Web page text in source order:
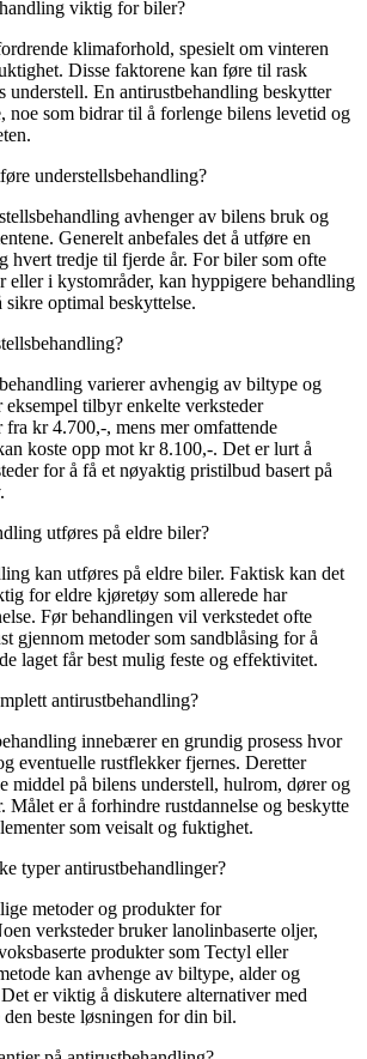
viktig for biler?
klimaforhold, spesielt om vinteren
Disse faktorene kan føre til rask
understell. En antirustbehandling beskytter
noe som bidrar til å forlenge bilens levetid og
understellsbehandling?
avhenger av bilens bruk og
Generelt anbefales det å utføre en
hvert tredje til fjerde år. For biler som ofte
eller i kystområder, kan hyppigere behandling
optimal beskyttelse.
varierer avhengig av biltype og
tilbyr enkelte verksteder
fra kr 4.700,-, mens mer omfattende
koste opp mot kr 8.100,-. Det er lurt å
for å få et nøyaktig pristilbud basert på
utføres på eldre biler?
kan utføres på eldre biler. Faktisk kan det
for eldre kjøretøy som allerede har
Før behandlingen vil verkstedet ofte
gjennom metoder som sandblåsing for å
laget får best mulig feste og effektivitet.
antirustbehandling?
innebærer en grundig prosess hvor
eventuelle rustflekker fjernes. Deretter
middel på bilens understell, hulrom, dører og
Målet er å forhindre rustdannelse og beskytte
som veisalt og fuktighet.
typer antirustbehandlinger?
metoder og produkter for
verksteder bruker lanolinbaserte oljer,
produkter som Tectyl eller
kan avhenge av biltype, alder og
er viktig å diskutere alternativer med
beste løsningen for din bil.